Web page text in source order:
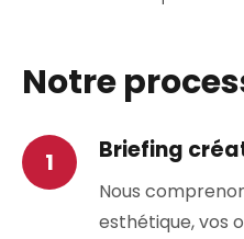
Notre
Briefing
Nous
esthétique, vos